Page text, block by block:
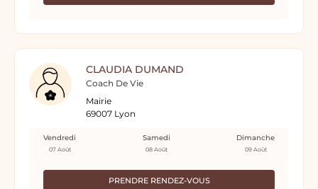
CLAUDIA DUMAND
Coach De Vie
Mairie
69007 Lyon
PRENDRE RENDEZ-VOUS
Vendredi
07 Août
Samedi
08 Août
Dimanche
09 Août